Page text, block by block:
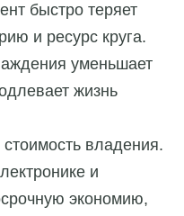
быстро теряет
и ресурс круга.
уменьшает
жизнь
владения.
и
экономию,